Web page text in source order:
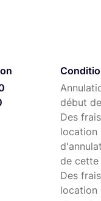
début
Des
location
de
Des
location